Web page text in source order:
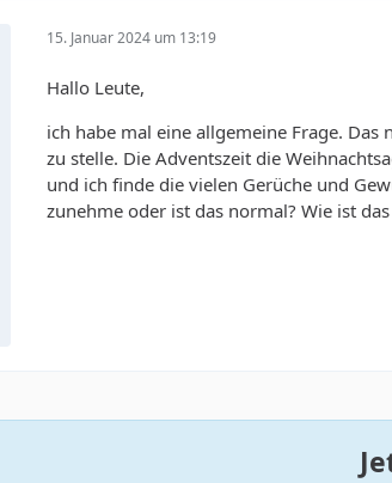
15. Januar 2024 um 13:19
Hallo Leute,
ich habe mal eine allgemeine Frage. Das
zu stelle. Die Adventszeit die
und ich finde die vielen Gerüche und
zunehme oder ist das normal? Wie ist